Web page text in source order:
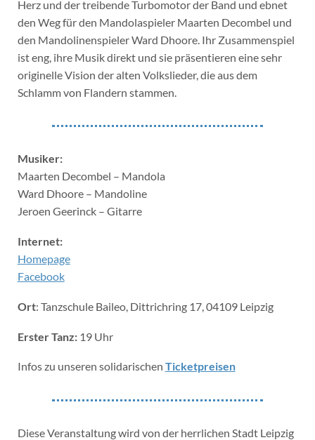
Herz und der treibende Turbomotor der Band und ebnet
den Weg für den Mandolaspieler Maarten Decombel und
den Mandolinenspieler Ward Dhoore. Ihr Zusammenspiel
ist eng, ihre Musik direkt und sie präsentieren eine sehr
originelle Vision der alten Volkslieder, die aus dem
Schlamm von Flandern stammen.
Musiker:
Maarten Decombel – Mandola
Ward Dhoore – Mandoline
Jeroen Geerinck – Gitarre
Internet:
Homepage
Facebook
Ort: Tanzschule Baileo, Dittrichring 17, 04109 Leipzig
Erster Tanz:19 Uhr
Infos zu unseren solidarischen Ticketpreisen
Diese Veranstaltung wird von der herrlichen Stadt Leipzig